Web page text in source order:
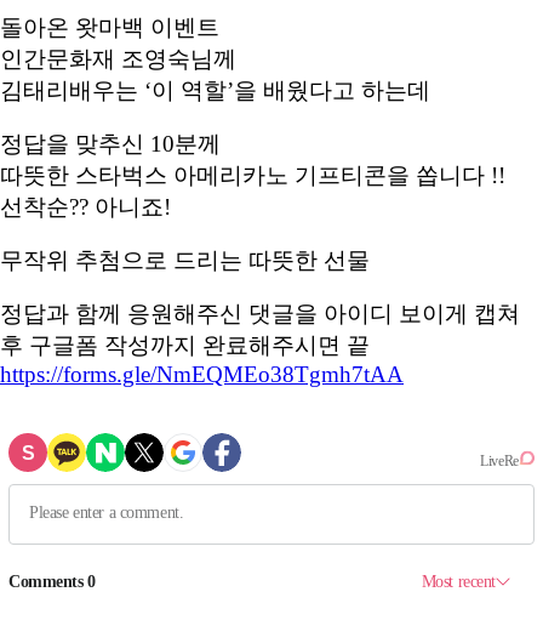
돌아온 왓마백 이벤트
인간문화재 조영숙님께
김태리배우는 ‘이 역할’을 배웠다고 하는데
정답을 맞추신 10분께
따뜻한 스타벅스 아메리카노 기프티콘을 쏩니다 !!
선착순?? 아니죠!
무작위 추첨으로 드리는 따뜻한 선물
정답과 함께 응원해주신 댓글을 아이디 보이게 캡쳐
후 구글폼 작성까지 완료해주시면 끝
https://forms.gle/NmEQMEo38Tgmh7tAA